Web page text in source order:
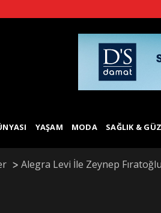
YAŞAM MODA SAĞLIK &
Alegra Levi İle Zeynep